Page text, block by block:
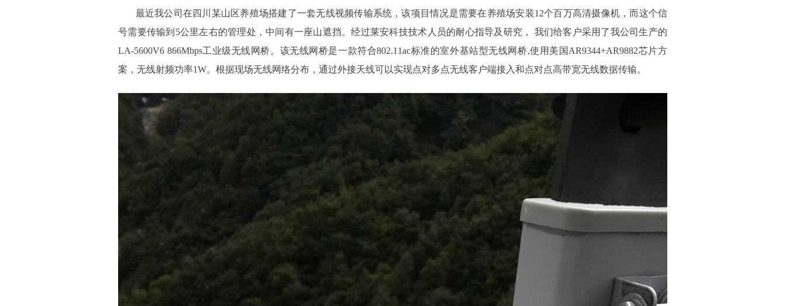
最近我公司在四川某山区养殖场搭建了一套无线视频传输系统，该项目情况是需要在养殖场安装12个百万高清摄像机，而这个信
号需要传输到5公里左右的管理处，中间有一座山遮挡。经过莱安科技技术人员的耐心指导及研究， 我们给客户采用了我公司生产的
LA-5600V6 866Mbps工业级无线网桥。该无线网桥是一款符合802.11ac标准的室外基站型无线网桥,使用美国AR9344+AR9882芯片方
案，无线射频功率1W。根据现场无线网络分布，通过外接天线可以实现点对多点无线客户端接入和点对点高带宽无线数据传输。